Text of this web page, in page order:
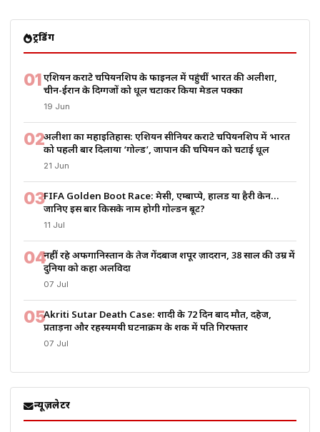
ट्रेंडिंग
01एशियन कराटे चैंपियनशिप के फाइनल में पहुंचीं भारत की अलीशा,
चीन-ईरान के दिग्गजों को धूल चटाकर किया मेडल पक्का
19 Jun
02अलीशा का महाइतिहास: एशियन सीनियर कराटे चैंपियनशिप में भारत
को पहली बार दिलाया ‘गोल्ड’, जापान की चैंपियन को चटाई धूल
21 Jun
03FIFA Golden Boot Race: मेसी, एम्बाप्पे, हालैंड या हैरी केन…
जानिए इस बार किसके नाम होगी गोल्डन बूट?
11 Jul
04नहीं रहे अफगानिस्तान के तेज गेंदबाज शपूर ज़ादरान, 38 साल की उम्र में
दुनिया को कहा अलविदा
07 Jul
05Akriti Sutar Death Case: शादी के 72 दिन बाद मौत, दहेज,
प्रताड़ना और रहस्यमयी घटनाक्रम के शक में पति गिरफ्तार
07 Jul
न्यूज़लेटर